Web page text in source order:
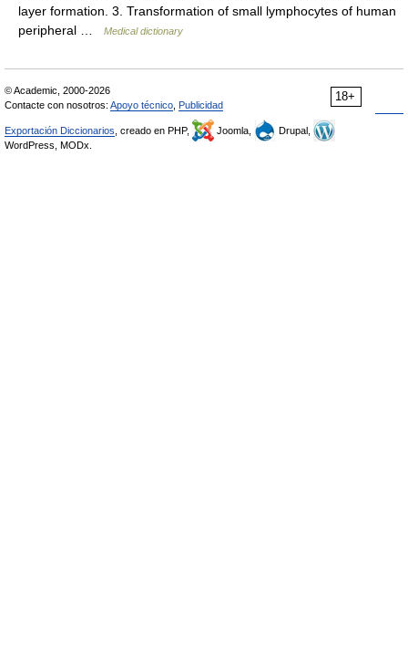
layer formation. 3. Transformation of small lymphocytes of human
peripheral …
Medical dictionary
18+
© Academic, 2000-2026
Contacte con nosotros: Apoyo técnico Publicidad
Exportación Diccionarios , creado en PHP, Joomla,
Drupal,
WordPress, MODx.